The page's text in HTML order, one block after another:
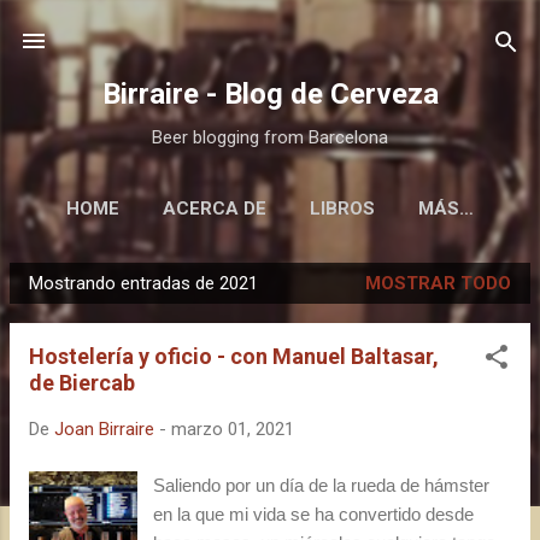
Ir al contenido principal
Birraire - Blog de Cerveza
Beer blogging from Barcelona
HOME ACERCA DE LIBROS MÁS…
E
n
Mostrando entradas de 2021 MOSTRAR TODO
Hostelería y oficio - con Manuel Baltasar,
de Biercab
De Joan Birraire - marzo 01, 2021
Saliendo por un día de la rueda de hámster
en la que mi vida se ha convertido desde